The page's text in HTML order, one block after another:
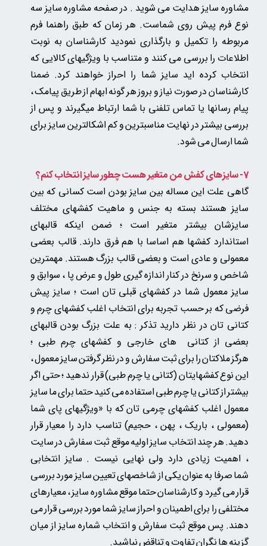
مشاوره سایز هدایت می شوید . در صفحه مشاوره سایز سه
نوع فرم پیش روی شماست. هر زمان که طبق راهنما فرم
مربوطه را تکمیل و بارگذاری نمودید کارشناسان به نوبت
اطلاعات را بررسی می کنند و متناسب با ویژگیهای کالایی که
انتخاب کرده اید سایز شما را احراز خواهند کرد. ضمنا
کارشناسان در صورت نیاز و بروز هر گونه ابهام از طریق پیامک ،
پیام رسانها یا تماس تلفنی با شما ارتباط میگیرند و پس از
بررسی بیشتر در نهایت مناسبترین و کم اشکالترین سایز برای
شما ارسال می شود.
7- سایزهای کفش من متغیر هست چطور سایز انتخاب کنم؟
گاهی علت این مساله بین سایز بودن است کسانی که بین
سایز هستند بسته به جنس و ماهیت کفشهای مختلف
سایزشان بیشتر متغیر است ؛ ضمن اینکه قالبهای
استاندارد کفشها هم اساسا با هم فرق دارند. قالب بعضی
معمولی و عادی است و بعضی قالب بزرگ هستند. مهمترین
شاخص و سرنخ در کنار اندازه گیری طول و عرض پا ، سوابق و
سایز معمول شما در کفشهای قبلی تان است ؛ سایز پیش
فرضی که بر حسب تجربه برای انتخاب اغلب کفشهای چرم و
کتانی تان در نظر دارید تذکر : به علت بزرگ بودن قالبهای
بعضی از کتانی های خارجی و کفشهای چرم طبی ؛
هرگز ملاکتان را برای ثبت سفارش و در نظر گرفتن سایز معمول ،
این نوع کفشهایتان (کتانی یا چرم طبی) قرار ندهید ؛ حتی اگر
بیشتر از کتانی یا چرم طبی استفاده می کنید حتما برای ما سایز
معمول اغلب کفشهای چرمی تانکه با «ویژگیهای پای شما
(معمولی ، باریک ، پهن ، حجیم) تناسب دارد را معیار قرار
دهید. هر چند انتخاب سایز اولیه موقع ثبت سفارش در سایت
، اهمیت زیادی دارد ولی نهایی نیست . سایز انتخابی
شما صرفا به عنوان یکی از شاخصهای تعیین سایز مورد بررسی
قرار می گیرد و کارشناسان حتما موقع مشاوره سایز ، معیارهای
مختلفی را برای اطمینان و احراز سایز شما مورد بررسی قرار می
دهند. پس موقع ثبت سفارش و انتخاب شماره سایز از میان
گزینه ها نگران تفاوت و تناقض نباشید.